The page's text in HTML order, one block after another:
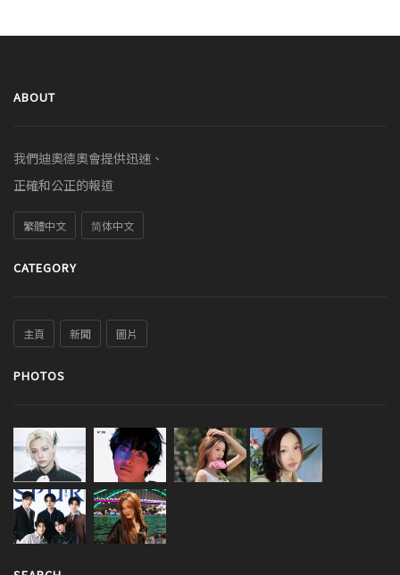
ABOUT
我們迪奧德奧會提供迅速、
正確和公正的報道
繁體中文 简体中文
CATEGORY
主頁 新聞 圖片
PHOTOS